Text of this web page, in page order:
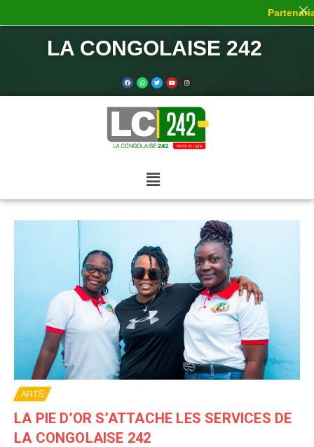
LA CONGOLAISE 242
ARTS
LA PIE D’OR S’ATTACHE LES SERVICES DE
LA CONGOLAISE 242